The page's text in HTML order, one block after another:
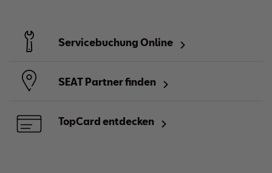
Servicebuchung Online
SEAT Partner finden
TopCard entdecken